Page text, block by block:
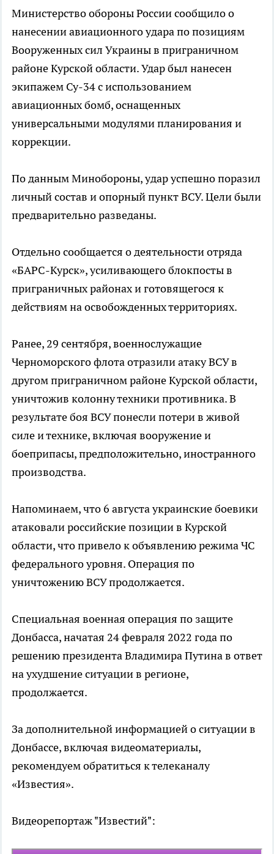
Министерство обороны России сообщило о
нанесении авиационного удара по позициям
Вооруженных сил Украины в приграничном
районе Курской области. Удар был нанесен
экипажем Су-34 с использованием
авиационных бомб, оснащенных
универсальными модулями планирования и
коррекции.
По данным Минобороны, удар успешно поразил
личный состав и опорный пункт ВСУ. Цели были
предварительно разведаны.
Отдельно сообщается о деятельности отряда
«БАРС-Курск», усиливающего блокпосты в
приграничных районах и готовящегося к
действиям на освобожденных территориях.
Ранее, 29 сентября, военнослужащие
Черноморского флота отразили атаку ВСУ в
другом приграничном районе Курской области,
уничтожив колонну техники противника. В
результате боя ВСУ понесли потери в живой
силе и технике, включая вооружение и
боеприпасы, предположительно, иностранного
производства.
Напоминаем, что 6 августа украинские боевики
атаковали российские позиции в Курской
области, что привело к объявлению режима ЧС
федерального уровня. Операция по
уничтожению ВСУ продолжается.
Специальная военная операция по защите
Донбасса, начатая 24 февраля 2022 года по
решению президента Владимира Путина в ответ
на ухудшение ситуации в регионе,
продолжается.
За дополнительной информацией о ситуации в
Донбассе, включая видеоматериалы,
рекомендуем обратиться к телеканалу
«Известия».
Видеорепортаж "Известий":